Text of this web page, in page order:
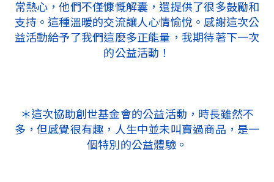
常熱心，他們不僅慷慨解囊，還提供了很多鼓勵和
支持。這種溫暖的交流讓人心情愉悅。感謝這次公
益活動給予了我們這麼多正能量，我期待著下一次
的公益活動！
＊這次協助創世基金會的公益活動，時長雖然不
多，但感覺很有趣，人生中並未叫賣過商品，是一
個特別的公益體驗。